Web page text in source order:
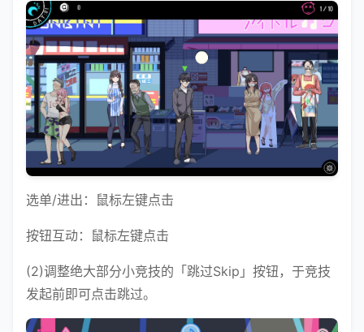
选单/进出：鼠标左键点击
按钮互动：鼠标左键点击
(2)调整绝大部分小竞技的「跳过Skip」按钮，于竞技
发起前即可点击跳过。